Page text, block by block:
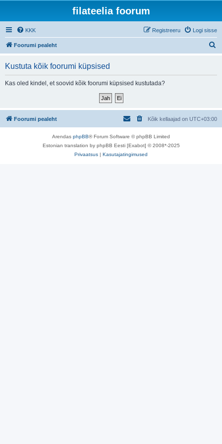
filateelia foorum
KKK Logi sisse
Registreeru
Foorumi pealeht
Kustuta kõik foorumi küpsised
Kas oled kindel, et soovid kõik foorumi küpsised kustutada?
Foorumi pealeht Kõik kellaajad on UTC+03:00
Arendas phpBB® Forum Software © phpBB Limited
Estonian translation by phpBB Eesti [Exabot] © 2008*-2025
Privaatsus | Kasutajatingimused